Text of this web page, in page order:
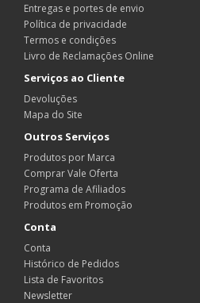
Entregas e portes de envio
Política de privacidade
Termos e condições
Livro de Reclamações Online
Serviços ao Cliente
Devoluções
Mapa do Site
Outros Serviços
Produtos por Marca
Comprar Vale Oferta
Programa de Afiliados
Produtos em Promoção
Conta
Conta
Histórico de Pedidos
Lista de Favoritos
Newsletter